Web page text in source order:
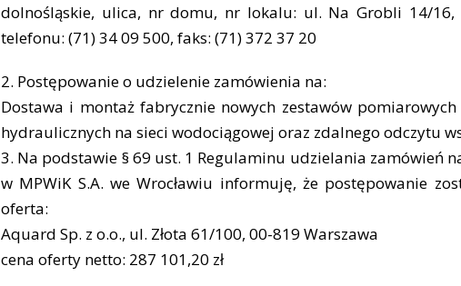
dolnośląskie, ulica, nr domu, nr lokalu: ul. Na Grobli 14/16,
telefonu: (71) 34 09 500, faks: (71) 372 37 20
2. Postępowanie o udzielenie zamówienia na:
Dostawa i montaż fabrycznie nowych zestawów
hydraulicznych na sieci wodociągowej oraz zdalnego odczytu
3. Na podstawie § 69 ust. 1 Regulaminu udzielania zamówień
w MPWiK S.A. we Wrocławiu informuję, że postępowanie
oferta:
Aquard Sp. z o.o., ul. Złota 61/100, 00-819 Warszawa
cena oferty netto: 287 101,20 zł